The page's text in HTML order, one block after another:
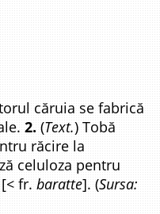
căruia se fabrică
2. (Text.) Tobă
răcire la
celuloza pentru
[< fr.baratte]. (Sursa: